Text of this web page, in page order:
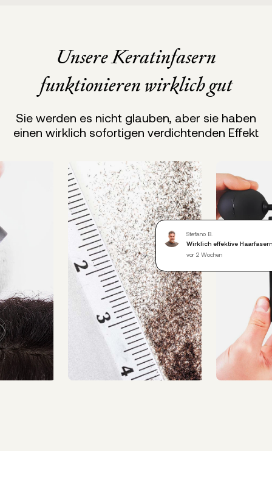
Unsere Keratinfasern
funktionieren wirklich gut
Sie werden es nicht glauben, aber sie haben
einen wirklich sofortigen verdichtenden Effekt
Stefano B.
Wirklich effektive
vor 2 Wochen